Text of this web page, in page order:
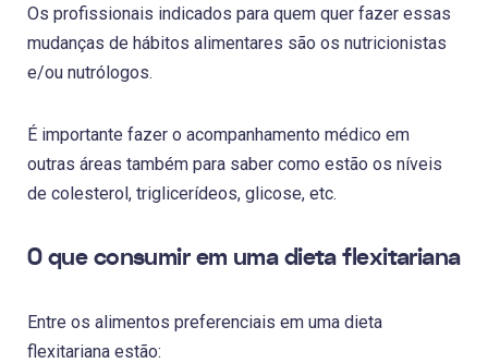
Os profissionais indicados para quem quer fazer essas
mudanças de hábitos alimentares são os nutricionistas
e/ou nutrólogos.
É importante fazer o acompanhamento médico em
outras áreas também para saber como estão os níveis
de colesterol, triglicerídeos, glicose, etc.
O que consumir em uma dieta flexitariana
Entre os alimentos preferenciais em uma dieta
flexitariana estão: